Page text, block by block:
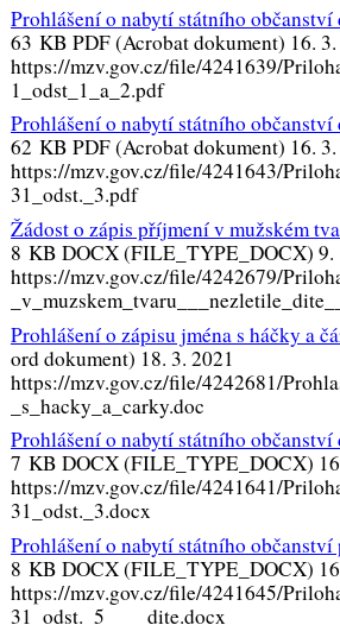
Prohlášení o nabytí státního občanství
63 KB PDF (Acrobat dokument) 16. 3.
https://mzv.gov.cz/file/4241639/
1_odst_1_a_2.pdf
Prohlášení o nabytí státního občanství
62 KB PDF (Acrobat dokument) 16. 3.
https://mzv.gov.cz/file/4241643/
31_odst._3.pdf
Žádost o zápis příjmení v mužském
8 KB DOCX (FILE_TYPE_DOCX) 9.
https://mzv.gov.cz/file/4242679/
Prohlášení o zápisu jména s háčky a
ord dokument) 18. 3. 2021
https://mzv.gov.cz/file/4242681/
_s_hacky_a_carky.doc
Prohlášení o nabytí státního občanství
7 KB DOCX (FILE_TYPE_DOCX)
https://mzv.gov.cz/file/4241641/
31_odst._3.docx
Prohlášení o nabytí státního občanství
8 KB DOCX (FILE_TYPE_DOCX)
https://mzv.gov.cz/file/4241645/
31_odst._5____dite.docx